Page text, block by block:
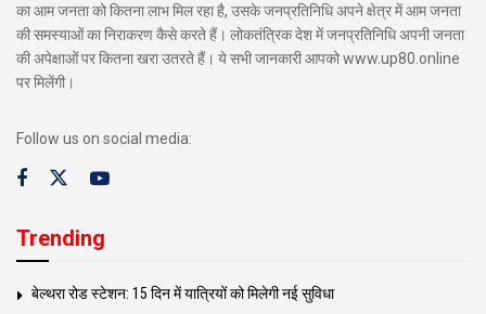
का आम जनता को कितना लाभ मिल रहा है, उसके जनप्रतिनिधि अपने क्षेत्र में आम जनता
की समस्याओं का निराकरण कैसे करते हैं। लोकतंत्रिक देश में जनप्रतिनिधि अपनी जनता
की अपेक्षाओं पर कितना खरा उतरते हैं। ये सभी जानकारी आपको www.up80.online
पर मिलेंगी।
Follow us on social media:
Trending
बेल्थरा रोड स्टेशन: 15 दिन में यात्रियों को मिलेगी नई सुविधा